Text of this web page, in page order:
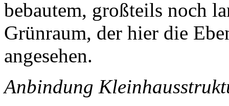
bebautem, großteils noch
Grünraum, der hier die
angesehen.
Anbindung